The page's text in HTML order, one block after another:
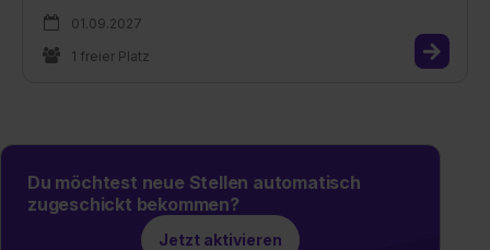
01.09.2027
1 freier Platz
Du möchtest neue Stellen automatisch
zugeschickt bekommen?
Jetzt aktivieren